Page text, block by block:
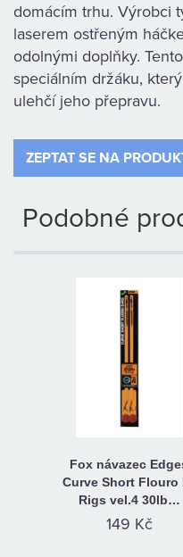
domácím trhu. Výrobci
laserem ostřeným
odolnými doplňky.
speciálním držáku,
ulehčí jeho přepravu.
ZEPTAT SE NA
Podobné
Fox návazec
Curve Short Flouro
Rigs vel.4 30lb…
149 Kč